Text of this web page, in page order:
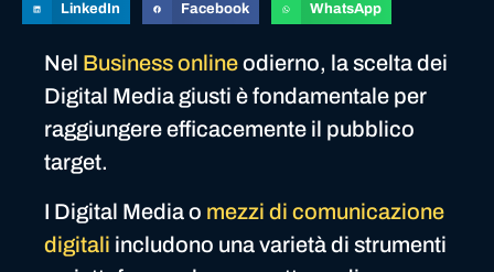
LinkedIn Facebook WhatsApp
Nel Business onlineodierno, la scelta dei
Digital Media giusti è fondamentale per
raggiungere efficacemente il pubblico
target.
I Digital Media o mezzi di comunicazione
digitali includono una varietà di strumenti